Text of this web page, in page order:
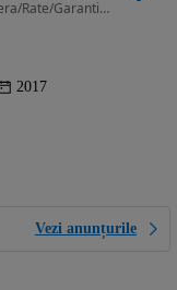
1461 cm3 • 110 CP • RAR Efectuat/1.5 dCi/Camera/Rate/Garantie/Revizie/
2017
Vezi anunțurile